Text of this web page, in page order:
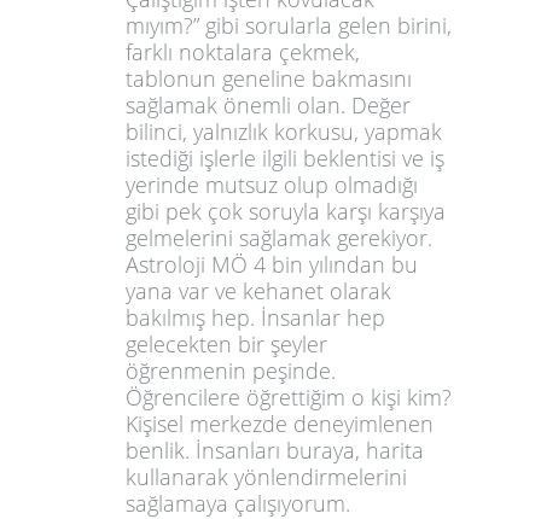
mıyım?” gibi sorularla gelen birini,
farklı noktalara çekmek,
tablonun geneline bakmasını
sağlamak önemli olan. Değer
bilinci, yalnızlık korkusu, yapmak
istediği işlerle ilgili beklentisi ve iş
yerinde mutsuz olup olmadığı
gibi pek çok soruyla karşı karşıya
gelmelerini sağlamak gerekiyor.
Astroloji MÖ 4 bin yılından bu
yana var ve kehanet olarak
bakılmış hep. İnsanlar hep
gelecekten bir şeyler
öğrenmenin peşinde.
Öğrencilere öğrettiğim o kişi kim?
Kişisel merkezde deneyimlenen
benlik. İnsanları buraya, harita
kullanarak yönlendirmelerini
sağlamaya çalışıyorum.